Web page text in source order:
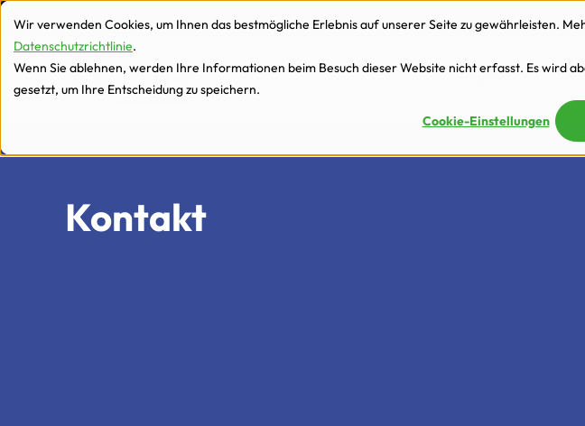
Wir verwenden Cookies, um Ihnen das bestmögliche Erlebnis auf unserer Seite zu gewährleisten.
Datenschutzrichtlinie.
Wenn Sie ablehnen, werden Ihre Informationen beim Besuch dieser Website nicht erfasst. Es wird
gesetzt, um Ihre Entscheidung zu speichern.
Cookie-Einstellungen
zur Navigation
zum Inhalt
Angebot
Kontakt